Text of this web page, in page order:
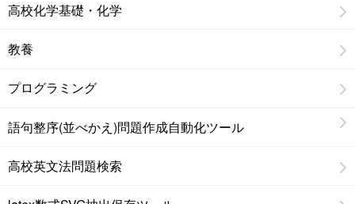
高校化学基礎・化学
教養
プログラミング
語句整序(並べかえ)問題作成自動化ツール
高校英文法問題検索